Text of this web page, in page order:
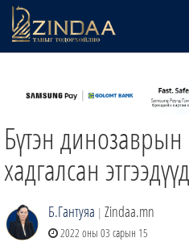
ТВ8
ӨГЛӨӨНИЙ СОНИН
АУДИО ЗОХИОЛ
ЗИНДАА СЭТГҮҮЛ
Бүтэн динозаврын
хадгалсан
Б.Гантуяа | Zindaa.mn
2022 оны 03 сарын 15